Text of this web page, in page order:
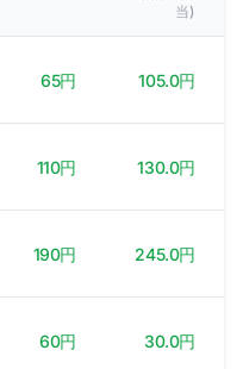
当)
65円 105.0円
110円 130.0円
190円 245.0円
60円 30.0円